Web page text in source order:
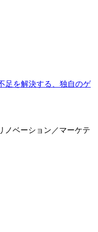
足を解決する、独自のゲ
ノベーション／マーケテ